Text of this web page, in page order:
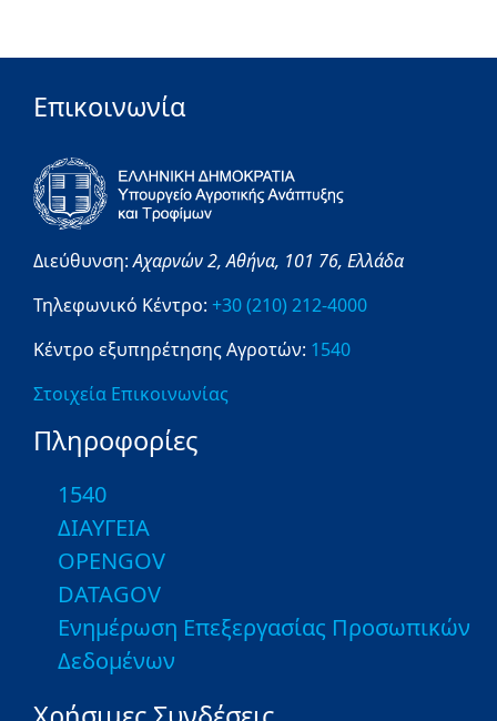
Επικοινωνία
Διεύθυνση:Αχαρνών 2,Αθήνα, 101 76, Ελλάδα
Τηλεφωνικό Κέντρο: +30 (210) 212-4000
Κέντρο εξυπηρέτησης Αγροτών: 1540
Στοιχεία Επικοινωνίας
Πληροφορίες
1540
ΔΙΑΥΓΕΙΑ
OPENGOV
DATAGOV
Ενημέρωση Επεξεργασίας Προσωπικών
Δεδομένων